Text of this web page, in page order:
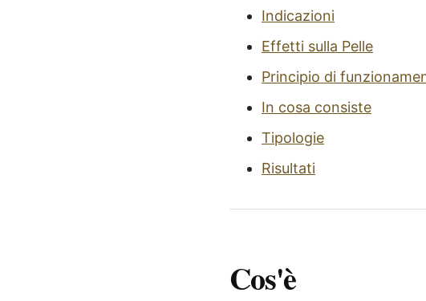
Indicazioni
Effetti sulla Pelle
Principio di
In cosa consiste
Tipologie
Risultati
Cos'è